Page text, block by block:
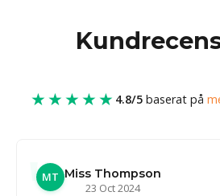
★★★★★ 4.8/5baserat på
MT Miss Thompson
23 Oct 2024